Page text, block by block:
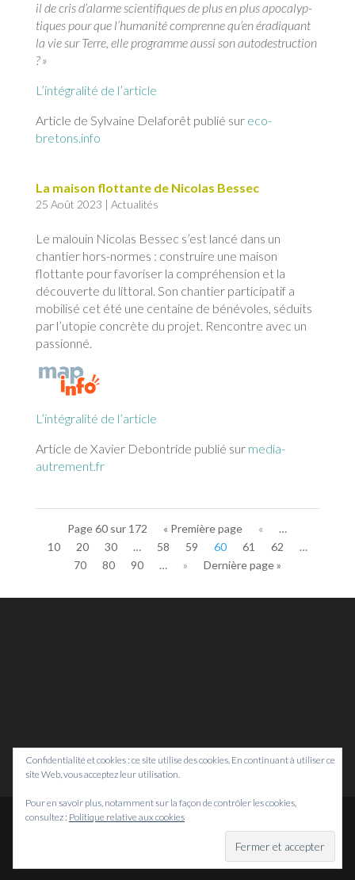
il de cris d’alarme scientifiques de plus en plus apocalyp-
tiques pour que l’humanité comprenne qu’en éradiquant
la vie sur Terre, elle programme aussi son autodestruction
? »
L’intégralité de l’article
Article de Sylvaine Delaforêt publié sur eco-
bretons.info
La maison flottante de Nicolas Bessec
25 Août 2023 | Actualités
Le malouin Nicolas Bessec s’est lancé dans un
chantier hors-normes : construire une maison
flottante pour favoriser la compréhension et la
découverte du littoral. Son chantier participatif a
mobilisé cet été une centaine de bénévoles, séduits
par l’utopie concrète du projet. Rencontre avec un
passionné.
L’intégralité de l’article
Article de Xavier Debontride publié sur media-
autrement.fr
Page 60 sur 172 « Première page «
…
10
20 30 … 58 59 60 61 62
…
70
80 90 … » Dernière page »
2026
Mentions légales
Confidentialité et cookies : ce site utilise des cookies. En continuant à utiliser ce
site Web, vous acceptez leur utilisation.
Pour en savoir plus, notamment sur la façon de contrôler les cookies,
consultez : Politique relative aux cookies